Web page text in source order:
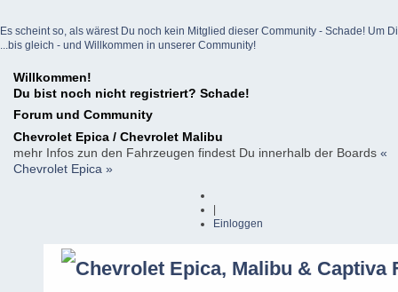
Es scheint so, als wärest Du noch kein Mitglied dieser Community - Schade! Um
...bis gleich - und Willkommen in unserer Community!
Willkommen!
Du bist noch nicht registriert? Schade!
Forum und Community
Chevrolet Epica / Chevrolet Malibu
mehr Infos zun den Fahrzeugen findest Du innerhalb der Boards «
Chevrolet Epica »
Einloggen